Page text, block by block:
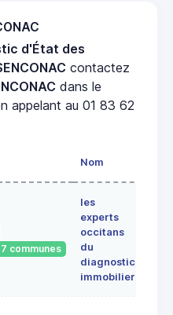
d'État des
contactez
dans le
appelant au 01 83 62
Nom
communes
les
experts
occitans
du
diagnostic
immobilier